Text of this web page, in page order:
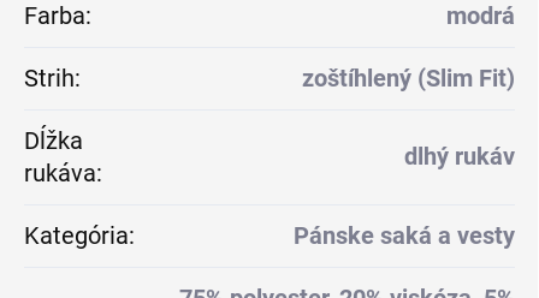
Farba: modrá
Strih: zoštíhlený (Slim Fit)
Dĺžka
rukáva:
dlhý rukáv
Kategória: Pánske saká a vesty